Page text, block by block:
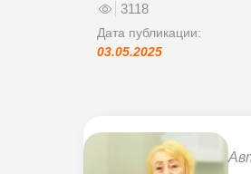
3118
Дата публикации:
03.05.2025